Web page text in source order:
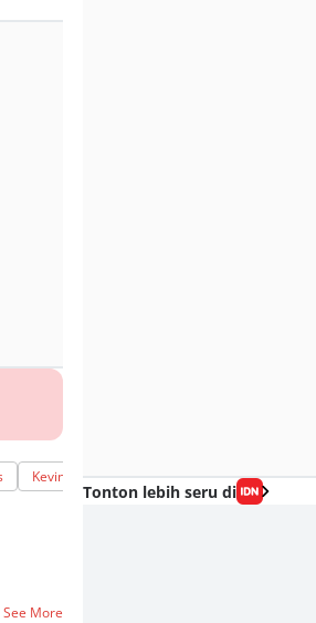
Kevin Costner
See More
Tonton lebih seru di